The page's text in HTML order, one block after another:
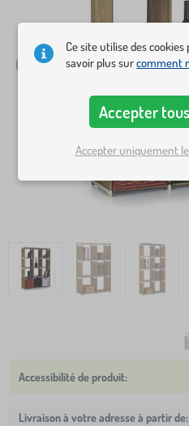
Livraison à votre adresse à partir de:
Ce site utilise des
savoir plus surcomment
Accepter
Accepter uniquement